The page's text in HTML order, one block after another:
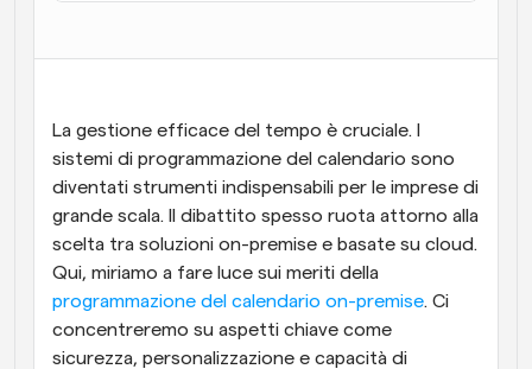
Programmazione potenziata con chiamate
supportate dall'IA
Automatizzare la pianificazione e i promemoria
Blog
Riunioni Instantanee
Link di Gruppo Dinamico
La gestione efficace del tempo è cruciale. I
sistemi di programmazione del calendario sono
diventati strumenti indispensabili per le imprese di
grande scala. Il dibattito spesso ruota attorno alla
scelta tra soluzioni on-premise e basate su cloud.
Qui, miriamo a fare luce sui meriti della
programmazione del calendario on-premise. Ci
concentreremo su aspetti chiave come
sicurezza, personalizzazione e capacità di